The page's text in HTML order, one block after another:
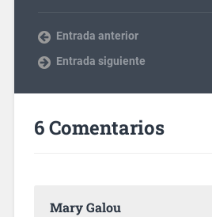
Entrada anterior
Entrada siguiente
6 Comentarios
Mary Galou